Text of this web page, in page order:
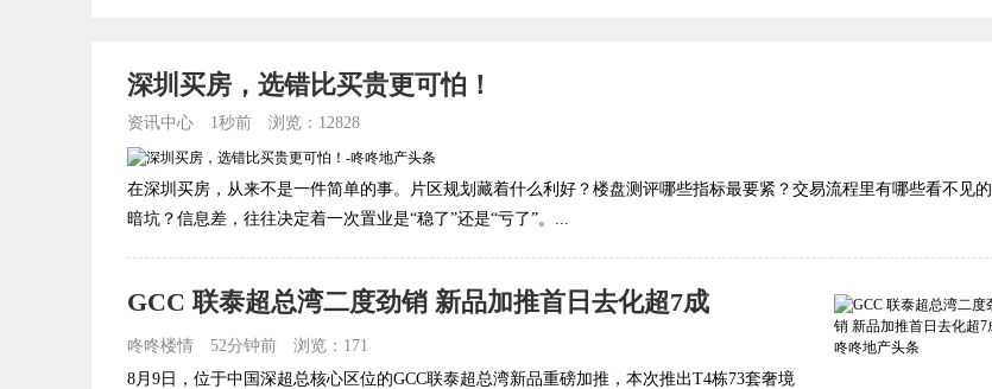
深圳买房，选错比买贵更可怕！
资讯中心 1秒前 浏览：12828
在深圳买房，从来不是一件简单的事。片区规划藏着什么利好？楼盘测评哪些指标最要紧？交易流程里有哪些看不见的
暗坑？信息差，往往决定着一次置业是“稳了”还是“亏了”。...
GCC 联泰超总湾二度劲销 新品加推首日去化超7成
咚咚楼情 52分钟前
浏览：171
8月9日，位于中国深超总核心区位的GCC联泰超总湾新品重磅加推，本次推出T4栋73套奢境